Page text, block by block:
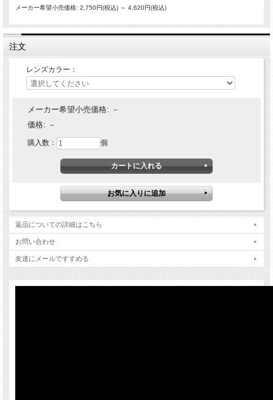
クリアフラッシュ（クリア S.0）
品番：WHIP-003LENS
シルバーフラッシュ（オレンジベース、シルバーフラッシュコート S.2）
品番：WHIP-006LENS
メーカー希望小売価格: 2,750円(税込) ～ 4,620円(税込)
注文
レンズカラー：
メーカー希望小売価格: －
価格: －
購入数： 個
返品についての詳細はこちら
お問い合わせ
友達にメールですすめる